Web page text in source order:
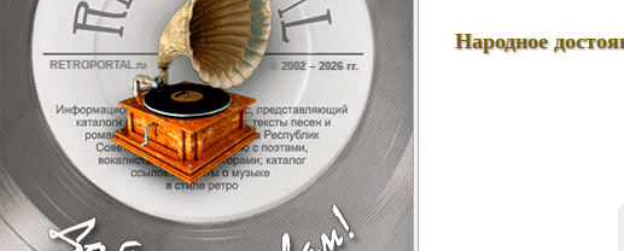
RETROPORTAL.ru © 2002 – 2026 гг.
Народное